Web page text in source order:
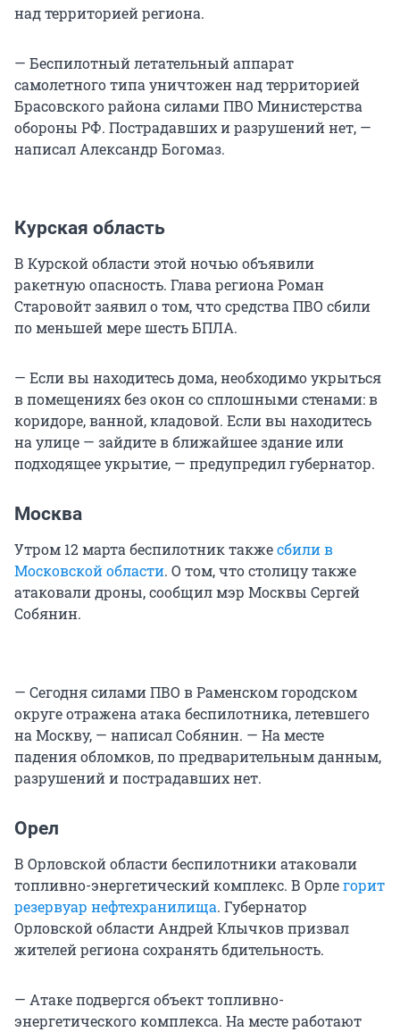
над территорией региона.
— Беспилотный летательный аппарат
самолетного типа уничтожен над территорией
Брасовского района силами ПВО Министерства
обороны РФ. Пострадавших и разрушений нет, —
написал Александр Богомаз.
Курская область
В Курской области этой ночью объявили
ракетную опасность. Глава региона Роман
Старовойт заявил о том, что средства ПВО сбили
по меньшей мере шесть БПЛА.
— Если вы находитесь дома, необходимо укрыться
в помещениях без окон со сплошными стенами: в
коридоре, ванной, кладовой. Если вы находитесь
на улице — зайдите в ближайшее здание или
подходящее укрытие, — предупредил губернатор.
Москва
Утром 12 марта беспилотник такжесбили в
Московской области. О том, что столицу также
атаковали дроны, сообщил мэр Москвы Сергей
Собянин.
— Сегодня силами ПВО в Раменском городском
округе отражена атака беспилотника, летевшего
на Москву, — написал Собянин. — На месте
падения обломков, по предварительным данным,
разрушений и пострадавших нет.
Орел
В Орловской области беспилотники атаковали
топливно-энергетический комплекс. В Орлегорит
резервуар нефтехранилища. Губернатор
Орловской области Андрей Клычков призвал
жителей региона сохранять бдительность.
— Атаке подвергся объект топливно-
энергетического комплекса. На месте работают